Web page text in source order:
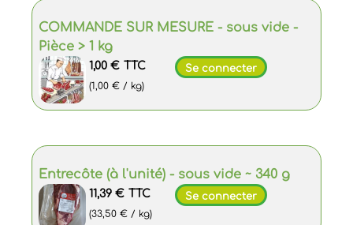
COMMANDE SUR MESURE - sous vide -
Pièce > 1 kg
1,00 € TTC
(1,00 € / kg)
Se connecter
Entrecôte (à l'unité) - sous vide ~ 340 g
11,39 € TTC
(33,50 € / kg)
Se connecter